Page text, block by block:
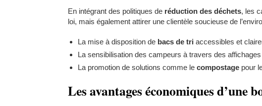
En intégrant des politiques de réduction des déchets, les
loi, mais également attirer une clientèle soucieuse de
La mise à disposition de bacs de tri accessibles et
La sensibilisation des campeurs à travers des
La promotion de solutions comme le compostage pour
Les avantages économiques d’une